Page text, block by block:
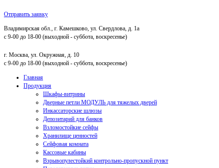
Отправить заявку
Владимирская обл., г. Камешково, ул. Свердлова, д. 1а
с 9-00 до 18-00 (выходной - суббота, воскресенье)
г. Москва, ул. Окружная, д. 10
с 9-00 до 18-00 (выходной - суббота, воскресенье)
Главная
Продукция
Шкафы-витрины
Дверные петли МОДУЛЬ для тяжелых дверей
Инкассаторские шлюзы
Депозитарий для банков
Взломостойкие сейфы
Хранилище ценностей
Сейфовая комната
Кассовые кабины
Взрывопулестойкий контрольно-пропускной пункт